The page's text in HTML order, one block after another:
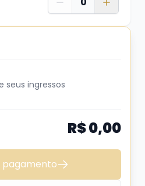
menores de 16 anos
você termina o
seus ingressos
R$ 0,00
pagamento